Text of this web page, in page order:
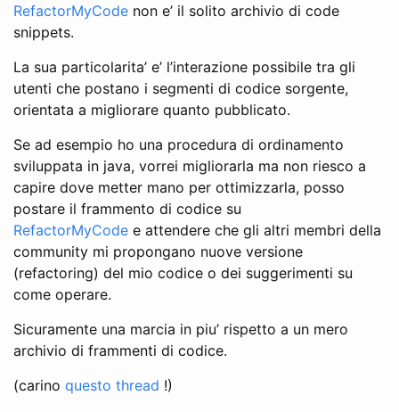
RefactorMyCode non e’ il solito archivio di code
snippets.
La sua particolarita’ e’ l’interazione possibile tra gli
utenti che postano i segmenti di codice sorgente,
orientata a migliorare quanto pubblicato.
Se ad esempio ho una procedura di ordinamento
sviluppata in java, vorrei migliorarla ma non riesco a
capire dove metter mano per ottimizzarla, posso
postare il frammento di codice su
RefactorMyCode e attendere che gli altri membri della
community mi propongano nuove versione
(refactoring) del mio codice o dei suggerimenti su
come operare.
Sicuramente una marcia in piu’ rispetto a un mero
archivio di frammenti di codice.
(carino questo thread !)